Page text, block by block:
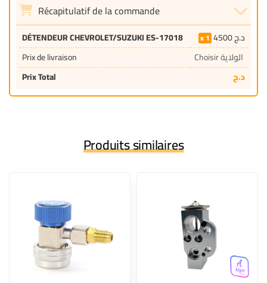
Récapitulatif de la commande
DÉTENDEUR CHEVROLET/SUZUKI ES-17018 1 4500د.ج
Prix de livraison
Choisir الولاية
Prix Total
د.ج
Produits similaires